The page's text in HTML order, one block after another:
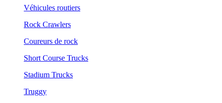
Véhicules routiers
Rock Crawlers
Coureurs de rock
Short Course Trucks
Stadium Trucks
Truggy